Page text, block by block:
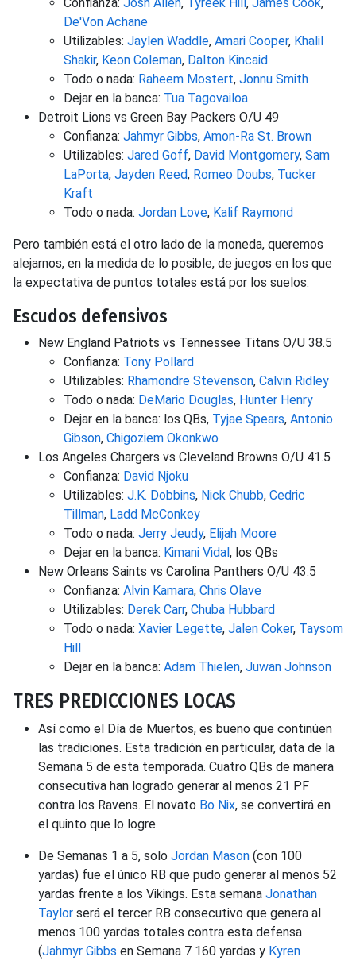
De'Von Achane
Utilizables: Jaylen Waddle, Amari Cooper, Khalil
Shakir, Keon Coleman, Dalton Kincaid
Todo o nada: Raheem Mostert, Jonnu Smith
Dejar en la banca: Tua Tagovailoa
Detroit Lions vs Green Bay Packers O/U 49
Confianza: Jahmyr Gibbs, Amon-Ra St. Brown
Utilizables: Jared Goff, David Montgomery, Sam
LaPorta, Jayden Reed, Romeo Doubs, Tucker
Kraft
Todo o nada: Jordan Love, Kalif Raymond
Pero también está el otro lado de la moneda, queremos
alejarnos, en la medida de lo posible, de juegos en los que
la expectativa de puntos totales está por los suelos.
Escudos defensivos
New England Patriots vs Tennessee Titans O/U 38.5
Confianza: Tony Pollard
Utilizables: Rhamondre Stevenson, Calvin Ridley
Todo o nada: DeMario Douglas, Hunter Henry
Dejar en la banca: los QBs, Tyjae Spears, Antonio
Gibson, Chigoziem Okonkwo
Los Angeles Chargers vs Cleveland Browns O/U 41.5
Confianza: David Njoku
Utilizables: J.K. Dobbins, Nick Chubb, Cedric
Tillman, Ladd McConkey
Todo o nada: Jerry Jeudy, Elijah Moore
Dejar en la banca: Kimani Vidal, los QBs
New Orleans Saints vs Carolina Panthers O/U 43.5
Confianza: Alvin Kamara, Chris Olave
Utilizables: Derek Carr, Chuba Hubbard
Todo o nada: Xavier Legette, Jalen Coker, Taysom
Hill
Dejar en la banca: Adam Thielen, Juwan Johnson
TRES PREDICCIONES LOCAS
Así como el Día de Muertos, es bueno que continúen
las tradiciones. Esta tradición en particular, data de la
Semana 5 de esta temporada. Cuatro QBs de manera
consecutiva han logrado generar al menos 21 PF
contra los Ravens. El novato Bo Nix, se convertirá en
el quinto que lo logre.
De Semanas 1 a 5, solo Jordan Mason (con 100
yardas) fue el único RB que pudo generar al menos 52
yardas frente a los Vikings. Esta semana Jonathan
Taylor será el tercer RB consecutivo que genera al
menos 100 yardas totales contra esta defensa
(Jahmyr Gibbs en Semana 7 160 yardas y Kyren